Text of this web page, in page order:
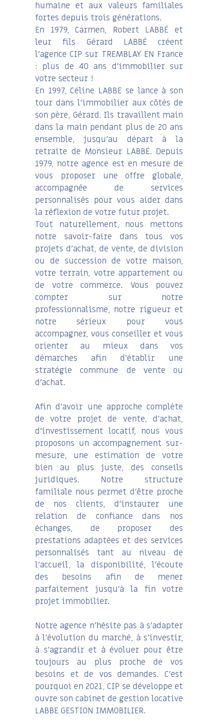
humaine et aux valeurs familiales
fortes depuis trois générations.
En 1979, Carmen, Robert LABBÉ et
leur fils Gérard LABBÉ créent
l’agence CIP sur TREMBLAY EN France
: plus de 40 ans d’immobilier sur
votre secteur !
En 1997, Céline LABBE se lance à son
tour dans l’immobilier aux côtés de
son père, Gérard. Ils travaillent main
dans la main pendant plus de 20 ans
ensemble, jusqu’au départ à la
retraite de Monsieur LABBÉ. Depuis
1979, notre agence est en mesure de
vous proposer une offre globale,
accompagnée de services
personnalisés pour vous aider dans
la réflexion de votre futur projet.
Tout naturellement, nous mettons
notre savoir-faire dans tous vos
projets d’achat, de vente, de division
ou de succession de votre maison,
votre terrain, votre appartement ou
de votre commerce. Vous pouvez
compter sur notre
professionnalisme, notre rigueur et
notre sérieux pour vous
accompagner, vous conseiller et vous
orienter au mieux dans vos
démarches afin d’établir une
stratégie commune de vente ou
d’achat.
Afin d’avoir une approche complète
de votre projet de vente, d’achat,
d’investissement locatif, nous vous
proposons un accompagnement sur-
mesure, une estimation de votre
bien au plus juste, des conseils
juridiques. Notre structure
familiale nous permet d’être proche
de nos clients, d’instaurer une
relation de confiance dans nos
échanges, de proposer des
prestations adaptées et des services
personnalisés tant au niveau de
l’accueil, la disponibilité, l’écoute
des besoins afin de mener
parfaitement jusqu’à la fin votre
projet immobilier.
Notre agence n’hésite pas à s’adapter
à l’évolution du marché, à s’investir,
à s’agrandir et à évoluer pour être
toujours au plus proche de vos
besoins et de vos demandes. C’est
pourquoi en 2021, CIP se développe et
ouvre son cabinet de gestion locative
LABBE GESTION IMMOBILIER.